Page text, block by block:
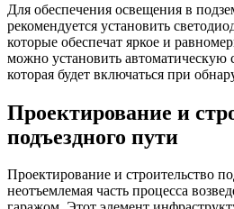
Для обеспечения освещения в
рекомендуется установить
которые обеспечат яркое и
можно установить автоматическую
которая будет включаться при
Проектирование и
подъездного пути
Проектирование и строительство
неотъемлемая часть процесса